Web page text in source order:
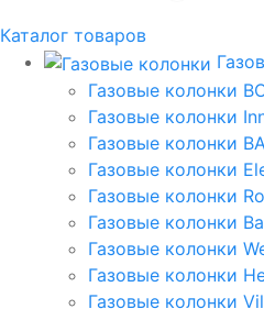
Каталог товаров
Газовые колонки
Газовые колонки
Газовые колонки
Газовые колонки
Газовые колонки
Газовые колонки
Газовые колонки
Газовые колонки
Газовые колонки